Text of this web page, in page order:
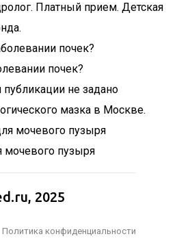
Платный прием. Детская
почек?
мазка в Москве.
мочевого пузыря
2025
Политика конфиденциальности